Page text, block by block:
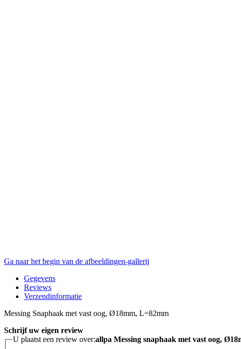
Ga naar het begin van de afbeeldingen-gallerij
Gegevens
Reviews
Verzendinformatie
Messing Snaphaak met vast oog, Ø18mm, L=82mm
Schrijf uw eigen review
U plaatst een review over:allpa Messing snaphaak met vast oog,